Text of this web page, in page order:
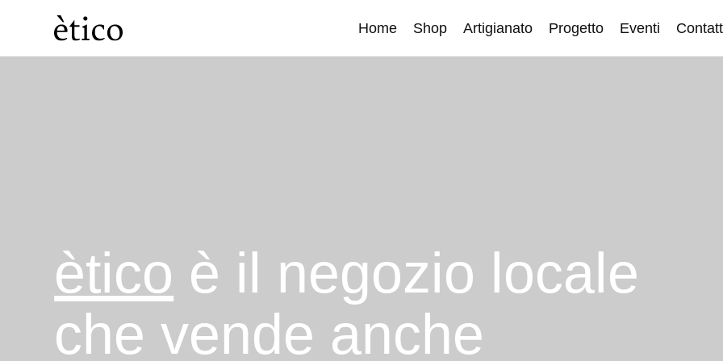
Home Shop Artigianato Progetto Eventi
ètico è il negozio locale
che vende anche